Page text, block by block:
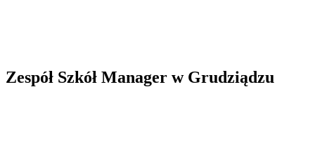
Zespół Szkół Manager w Grudziądzu